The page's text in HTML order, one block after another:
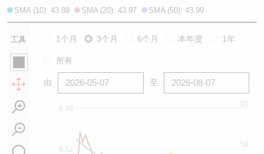
SMA (10): 43.89 SMA (20): 43.97 SMA (50): 43.99
工具 1个月 3个月 6个月 本年度 1年
所有
由 至
0.32
0.36
50
55